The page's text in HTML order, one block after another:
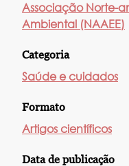
Associação Norte-
Ambiental (NAAEE)
Categoria
Saúde e cuidados
Formato
Artigos científicos
Data de publicação